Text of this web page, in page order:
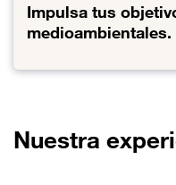
Impulsa tus
medioambientales.
Nuestra